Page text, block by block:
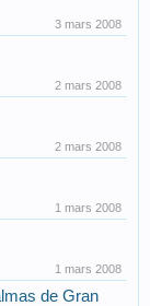
3 mars 2008
2 mars 2008
2 mars 2008
1 mars 2008
1 mars 2008
de Gran